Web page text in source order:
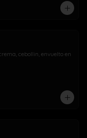
cebollin, envuelto en